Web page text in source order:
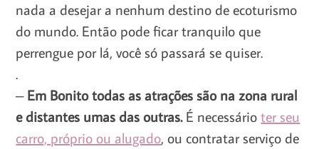
nada a desejar a nenhum destino de ecoturismo
do mundo. Então pode ficar tranquilo que
perrengue por lá, você só passará se quiser.
.
–Em Bonito todas as atrações são na zona rural
e distantes umas das outras.É necessárioter seu
carro, próprio ou alugado, ou contratar serviço de